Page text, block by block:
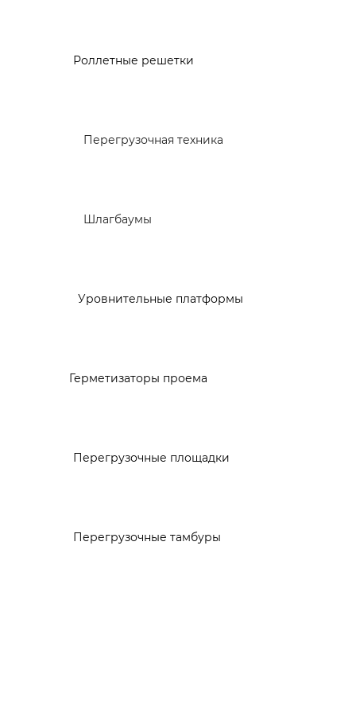
Роллетные решетки
Перегрузочная техника
Шлагбаумы
Уровнительные платформы
Герметизаторы проема
Перегрузочные площадки
Перегрузочные тамбуры